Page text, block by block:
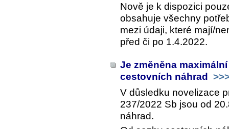
Nově je k dispozici
obsahuje všechny
mezi údaji, které mají/
před či po 1.4.2022.
Je změněna
cestovních náhrad
V důsledku novelizace
237/2022 Sb jsou od
náhrad.